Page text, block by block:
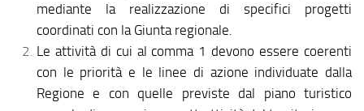
mediante la realizzazione di specifici progetti
coordinati con la Giunta regionale.
Le attività di cui al comma 1 devono essere coerenti
con le priorità e le linee di azione individuate dalla
Regione e con quelle previste dal piano turistico